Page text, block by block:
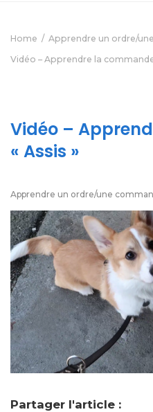
Home
Apprendre un ordre/
Vidéo – Apprendre la
Vidéo –
« Assis »
Apprendre un ordre/une
Partager l'article :